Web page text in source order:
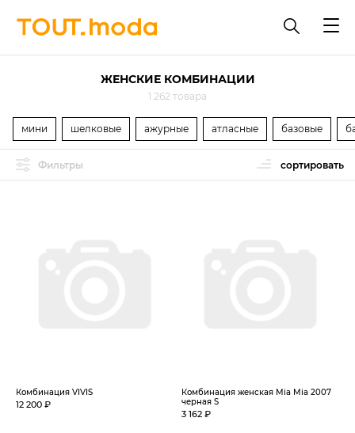
ЖЕНСКИЕ КОМБИНАЦИИ
1 262 товара
мини шелковые ажурные атласные базовые
Фильтры сортировать
Комбинация VIVIS
12 200 ₽
Комбинация женская Mia Mia 2007
черная S
3 162 ₽